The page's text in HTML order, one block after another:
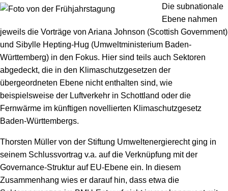
Die subnationale
Ebene nahmen
jeweils die Vorträge von Ariana Johnson (Scottish Government)
und Sibylle Hepting-Hug (Umweltministerium Baden-
Württemberg) in den Fokus. Hier sind teils auch Sektoren
abgedeckt, die in den Klimaschutzgesetzen der
übergeordneten Ebene nicht enthalten sind, wie
beispielsweise der Luftverkehr in Schottland oder die
Fernwärme im künftigen novellierten Klimaschutzgesetz
Baden-Württembergs.
Thorsten Müller von der Stiftung Umweltenergierecht ging in
seinem Schlussvortrag v.a. auf die Verknüpfung mit der
Governance-Struktur auf EU-Ebene ein. In diesem
Zusammenhang wies er darauf hin, dass etwa die